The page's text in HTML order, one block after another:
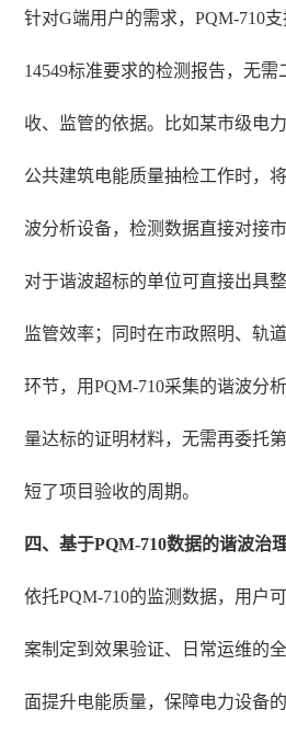
针对G端用户的需求，PQM-710
14549标准要求的检测报告，无
收、监管的依据。比如某市级电
公共建筑电能质量抽检工作时，
波分析设备，检测数据直接对接
对于谐波超标的单位可直接出具
监管效率；同时在市政照明、轨
环节，用PQM-710采集的谐波分
量达标的证明材料，无需再委托
短了项目验收的周期。
四、基于PQM-710数据的谐波治
依托PQM-710的监测数据，用户
案制定到效果验证、日常运维的
面提升电能质量，保障电力设备的